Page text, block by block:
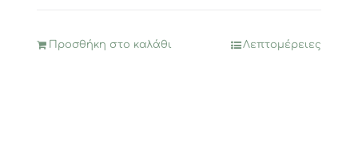
Προσθήκη στο καλάθι Λεπτομέρειες